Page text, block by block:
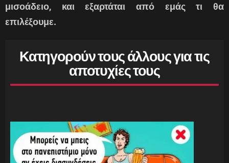
μισοάδειο, και εξαρτάται από εμάς τι θα
επιλέξουμε.
Κατηγορούν τους άλλους για τις
αποτυχίες τους